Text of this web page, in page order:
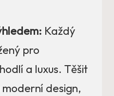
Každý
pro
a luxus. Těšit
design,